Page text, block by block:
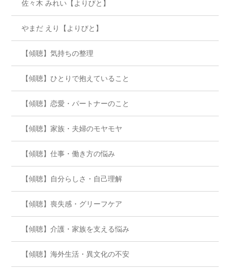
佐々木 みれい【よりびと】
やまだ えり【よりびと】
【傾聴】気持ちの整理
【傾聴】ひとりで抱えていること
【傾聴】恋愛・パートナーのこと
【傾聴】家族・夫婦のモヤモヤ
【傾聴】仕事・働き方の悩み
【傾聴】自分らしさ・自己理解
【傾聴】喪失感・グリーフケア
【傾聴】介護・家族を支える悩み
【傾聴】海外生活・異文化の不安